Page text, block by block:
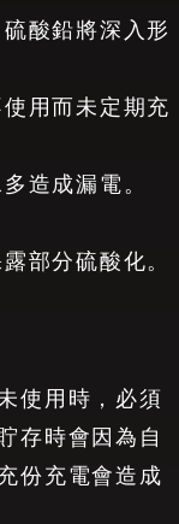
酸鉛將深入形
用而未定期充
造成漏電。
部分硫酸化。
使用時，必須
存時會因為自
份充電會造成